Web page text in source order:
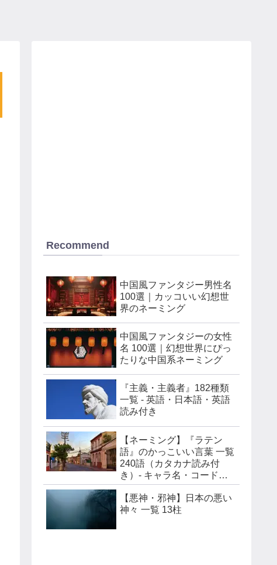
Recommend
中国風ファンタジー男性名
100選｜カッコいい幻想世
界のネーミング
中国風ファンタジーの女性
名 100選｜幻想世界にぴっ
たりな中国系ネーミング
『主義・主義者』182種類
一覧 - 英語・日本語・英語
読み付き
【ネーミング】『ラテン
語』のかっこいい言葉 一覧
240語（カタカナ読み付
き）- キャラ名・コードネ
ーム・チーム名などに
【悪神・邪神】日本の悪い
神々 一覧 13柱